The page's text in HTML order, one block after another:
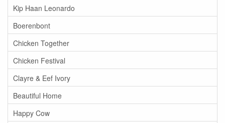
Kip Haan Leonardo
Boerenbont
Chicken Together
Chicken Festival
Clayre & Eef Ivory
Beautiful Home
Happy Cow